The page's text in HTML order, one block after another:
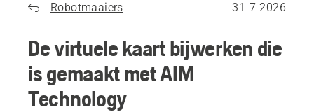
Robotmaaiers 31-7-2026
De virtuele kaart bijwerken die
is gemaakt met AIM
Technology